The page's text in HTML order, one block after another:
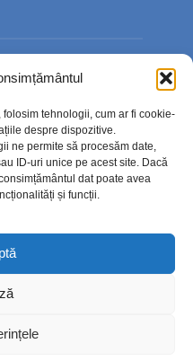
tehnologii, cum ar fi cookie-
despre dispozitive.
ne permite să procesăm date,
ID-uri unice pe acest site. Dacă
dat poate avea
și funcții.